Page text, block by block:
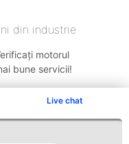
Live chat
din industrie
motorul
bune servicii!